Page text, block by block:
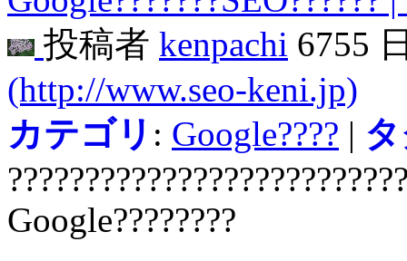
投稿者 kenpachi 6755
(http://www.seo-keni.jp)
カテゴリ : Google???? |
Google????????